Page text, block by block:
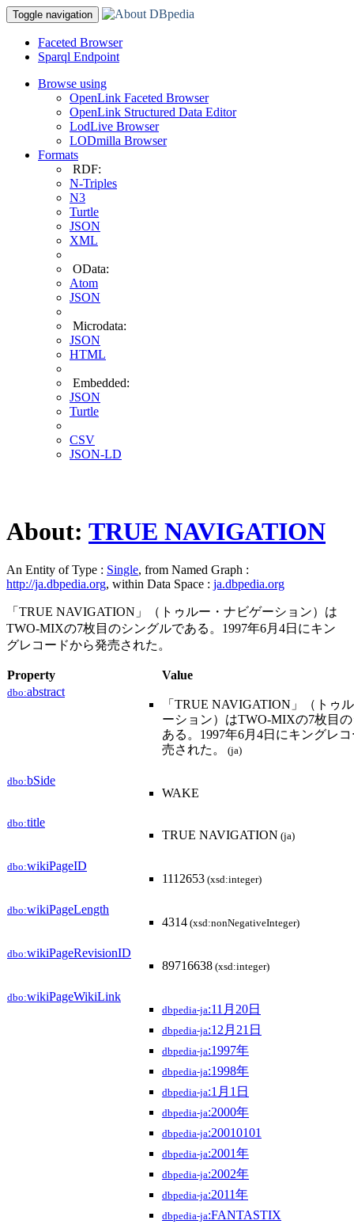
Toggle navigation
Faceted Browser
Sparql Endpoint
Browse using
OpenLink Faceted Browser
OpenLink Structured Data Editor
LodLive Browser
LODmilla Browser
Formats
RDF:
N-Triples
N3
Turtle
JSON
XML
OData:
Atom
JSON
Microdata:
JSON
HTML
Embedded:
JSON
Turtle
CSV
JSON-LD
About: TRUE NAVIGATION
An Entity of Type : Single, from Named Graph :
http://ja.dbpedia.org, within Data Space : ja.dbpedia.org
「TRUE NAVIGATION」（トゥルー・ナビゲーション）は
TWO-MIXの7枚目のシングルである。1997年6月4日にキン
グレコードから発売された。
Property Value
dbo:abstract
「TRUE NAVIGATION」（トゥ
ーション）はTWO-MIXの7枚目
ある。1997年6月4日にキングレ
売された。
(ja)
dbo:bSide
WAKE
dbo:title
TRUE NAVIGATION (ja)
dbo:wikiPageID
1112653 (xsd:integer)
dbo:wikiPageLength
4314 (xsd:nonNegativeInteger)
dbo:wikiPageRevisionID
89716638 (xsd:integer)
dbo:wikiPageWikiLink
dbpedia-ja:11月20日
dbpedia-ja:12月21日
dbpedia-ja:1997年
dbpedia-ja:1998年
dbpedia-ja:1月1日
dbpedia-ja:2000年
dbpedia-ja:20010101
dbpedia-ja:2001年
dbpedia-ja:2002年
dbpedia-ja:2011年
dbpedia-ja:FANTASTIX